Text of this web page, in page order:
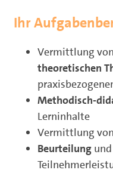
Ihr
Vermittlung von
theoretischen
Methodisch-
Lerninhalte
Vermittlung von
Beurteilung